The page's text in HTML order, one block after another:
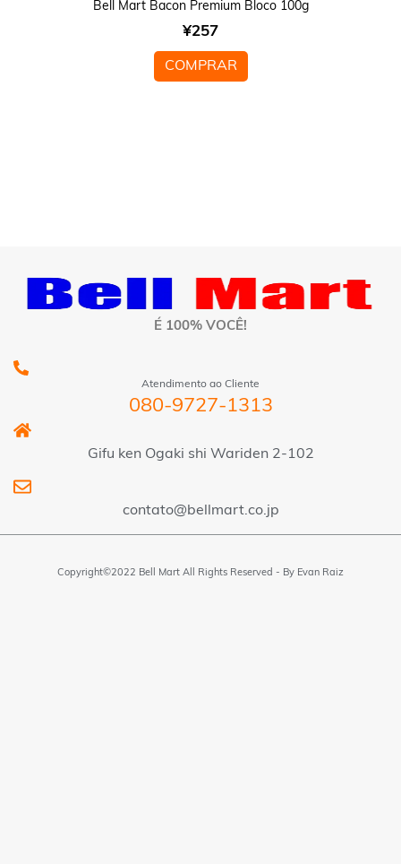
Bell Mart Bacon Premium Bloco 100g
¥257
COMPRAR
É 100% VOCÊ!
Atendimento ao Cliente
080-9727-1313
Gifu ken Ogaki shi Wariden 2-102
contato@bellmart.co.jp
Copyright©2022 Bell Mart All Rights Reserved - By Evan Raiz